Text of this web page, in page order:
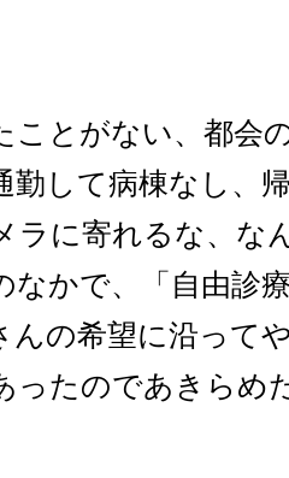
ことがない、都会
勤して病棟なし、
ラに寄れるな、な
なかで、「自由診
んの希望に沿って
ったのであきらめ